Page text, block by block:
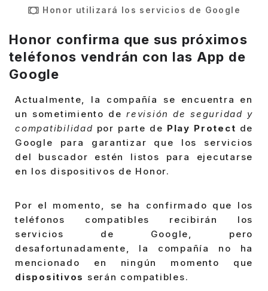
Honor utilizará los servicios de Google
Honor confirma que sus próximos
teléfonos vendrán con las App de
Google
Actualmente, la compañía se encuentra en
un sometimiento de revisión de seguridad y
compatibilidad por parte de Play Protect de
Google para garantizar que los servicios
del buscador estén listos para ejecutarse
en los dispositivos de Honor.
Por el momento, se ha confirmado que los
teléfonos compatibles recibirán los
servicios de Google, pero
desafortunadamente, la compañía no ha
mencionado en ningún momento que
dispositivos serán compatibles.